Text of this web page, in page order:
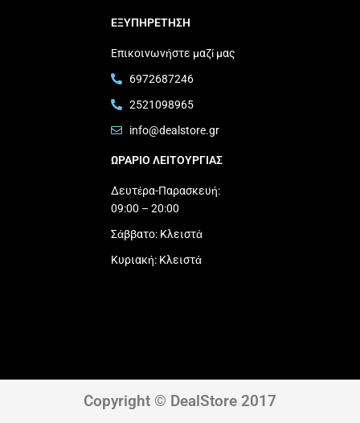
ΕΞΥΠΗΡΕΤΗΣΗ
Επικοινωνήστε μαζί μας
6972687246
2521098965
info@dealstore.gr
ΩΡΑΡΙΟ ΛΕΙΤΟΥΡΓΙΑΣ​
Δευτέρα-Παρασκευή:
09:00 – 20:00
Σάββατο: Κλειστά
Κυριακή: Κλειστά
Copyright © DealStore 2017